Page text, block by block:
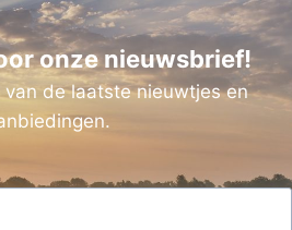
onze nieuwsbrief!
de laatste nieuwtjes en